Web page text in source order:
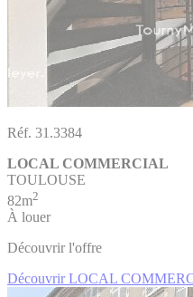
Réf. 31.3384
LOCAL COMMERCIAL
TOULOUSE
82m2
À louer
Découvrir l'offre
Découvrir LOCAL